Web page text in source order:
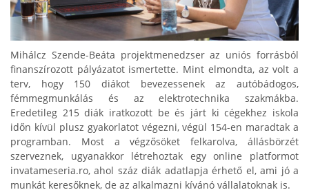
Mihálcz Szende-Beáta projektmenedzser az uniós forrásból
finanszírozott pályázatot ismertette. Mint elmondta, az volt a
terv, hogy 150 diákot bevezessenek az autóbádogos,
fémmegmunkálás és az elektrotechnika szakmákba.
Eredetileg 215 diák iratkozott be és járt ki cégekhez iskola
időn kívül plusz gyakorlatot végezni, végül 154-en maradtak a
programban. Most a végzősöket felkarolva, állásbörzét
szerveznek, ugyanakkor létrehoztak egy online platformot
invatameseria.ro, ahol száz diák adatlapja érhető el, ami jó a
munkát keresőknek, de az alkalmazni kívánó vállalatoknak is.